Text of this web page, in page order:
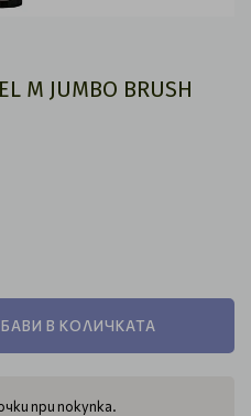
M JUMBO BRUSH
В КОЛИЧКАТА
при покупка.